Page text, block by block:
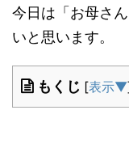
今日は「お母さ
いと思います。
もくじ [表示▼